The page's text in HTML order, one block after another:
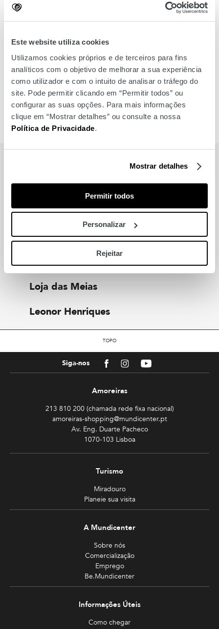
Este website utiliza cookies
Utilizamos cookies próprios e de terceiros para fins
analíticos com o objetivo de melhorar a sua experiência
como utilizador e com o intuito de analisar o tráfego do
site. Pode permitir clicando em “Permitir todos” ou
configurar as suas opções. Para mais informações
clique em “Mostrar detalhes” ou consulte a nossa
Política de Privacidade.
Mostrar detalhes
Permitir todos
Personalizar
Rejeitar
Yellow Metric
Sport Zone
Loja das Meias
Leonor Henriques
TOPO
Siga-nos FacebookInstagramYoutube
Amoreiras
213 810 200 (chamada rede fixa nacional)
amoreiras-shopping@mundicenter.pt
Av. Eng. Duarte Pacheco
1070-103 Lisboa
Turismo
Miradouro
Planeie sua visita
A Mundicenter
Sobre nós
Comercialização
Emprego
Be.Mundicenter
Informações Úteis
Como chegar